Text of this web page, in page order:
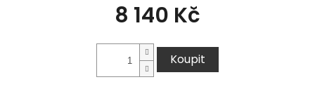
8 140 Kč
Koupit